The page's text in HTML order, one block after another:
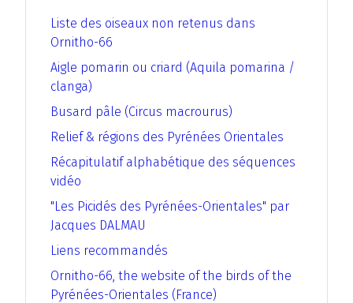
Liste des oiseaux non retenus dans
Ornitho-66
Aigle pomarin ou criard (Aquila pomarina /
clanga)
Busard pâle (Circus macrourus)
Relief & régions des Pyrénées Orientales
Récapitulatif alphabétique des séquences
vidéo
"Les Picidés des Pyrénées-Orientales" par
Jacques DALMAU
Liens recommandés
Ornitho-66, the website of the birds of the
Pyrénées-Orientales (France)